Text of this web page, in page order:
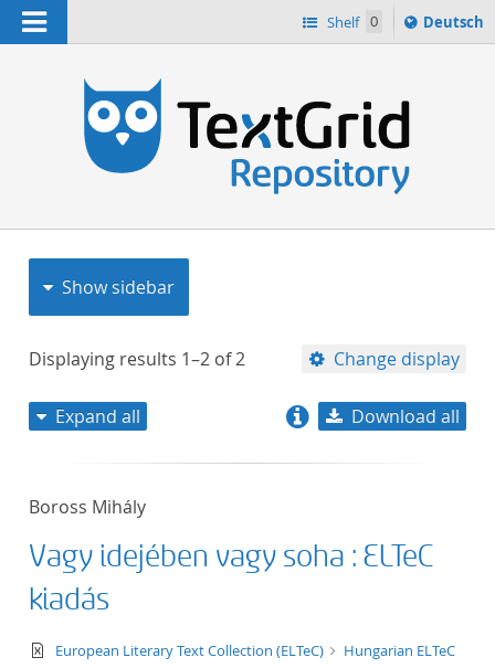
Navigation Shelf 0
Sprache
ï¿½ndern
Deutsch
Show sidebar
Displaying results 1–2 of2 Change display
title descending
Expand all Download all
Boross Mihály
Vagy idejében vagy soha : ELTeC
kiadás
text/xml
European Literary Text Collection (ELTeC)
Hungarian ELTeC